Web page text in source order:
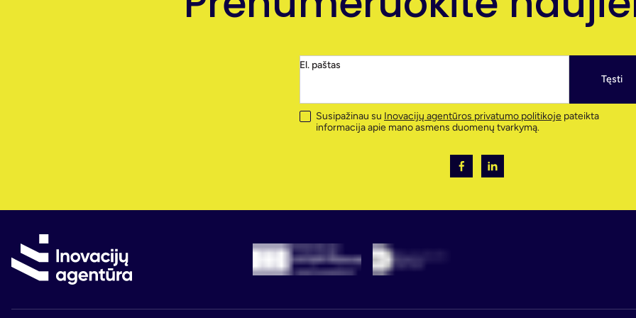
El. paštas
Tęsti
Susipažinau su Inovacijų agentūros privatumo politikoje pateikta
informacija apie mano asmens duomenų tvarkymą.